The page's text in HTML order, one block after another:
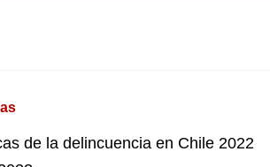
de la delincuencia en Chile 2022